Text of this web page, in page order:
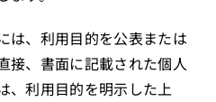
は、利用目的を公表または
接、書面に記載された個人
、利用目的を明示した上